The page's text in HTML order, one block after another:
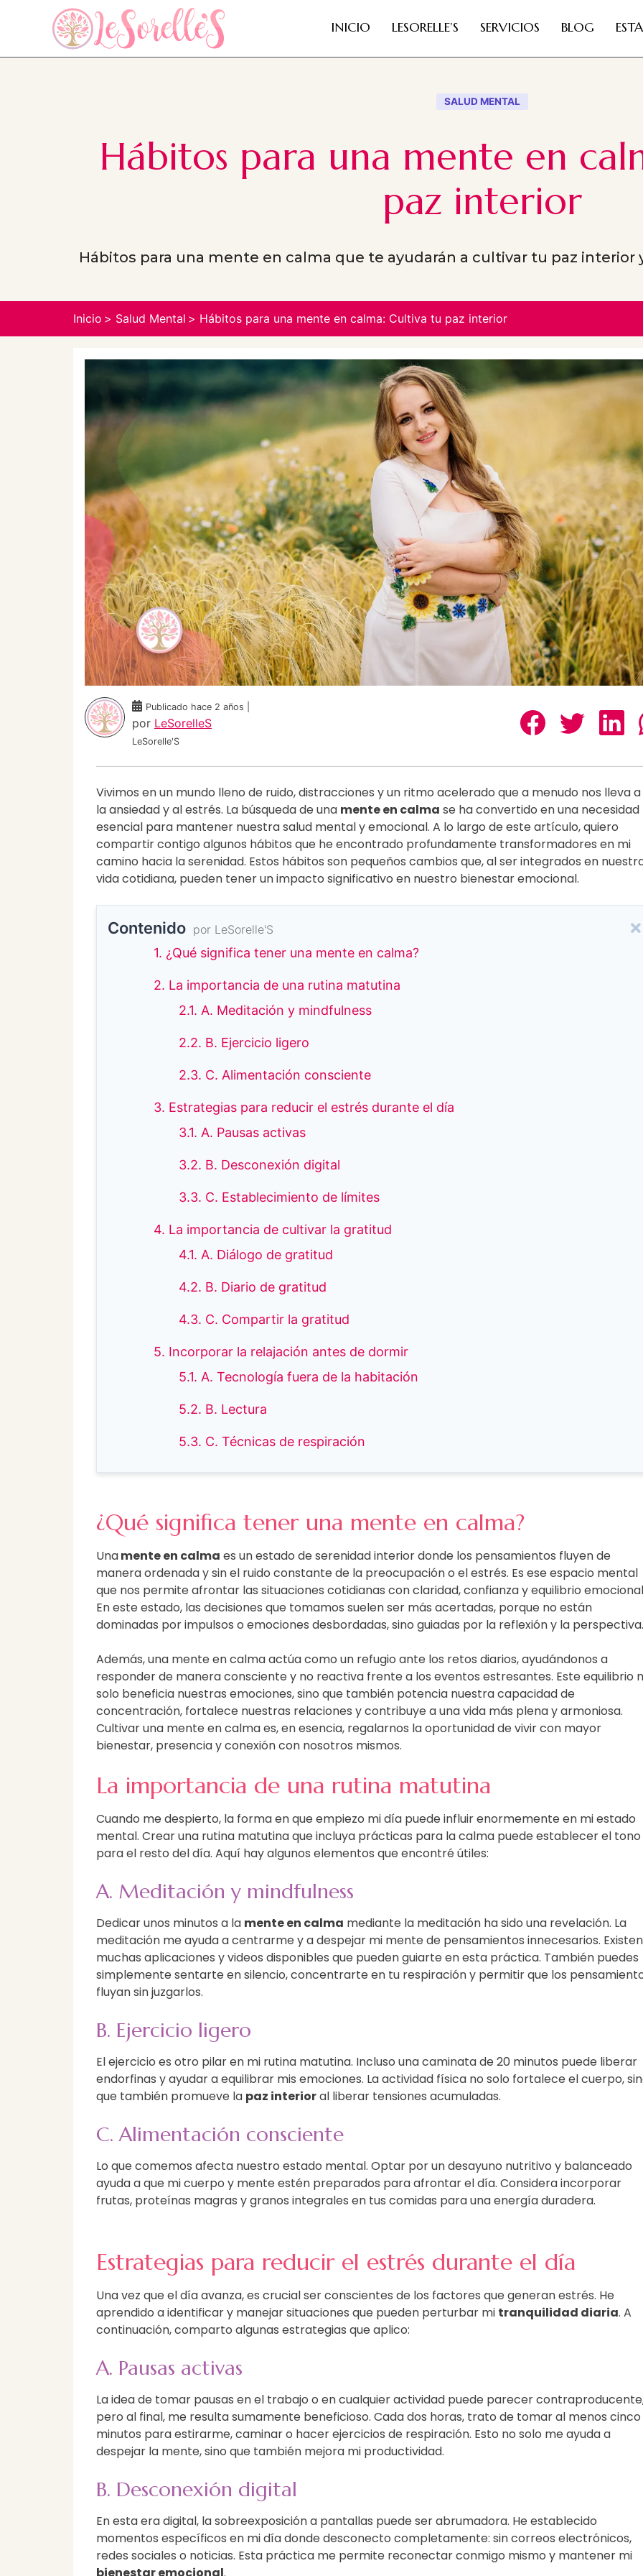
INICIO LESORELLE’S SERVICIOS BLOG
SALUD MENTAL
Hábitos para una mente en
paz interior
Hábitos para una mente en calma que te ayudarán a cultivar tu paz
Inicio Salud Mental Hábitos para una mente en calma: Cultiva tu paz interior
Publicado hace 2 años |
por LeSorelleS
LeSorelle'S
Vivimos en un mundo lleno de ruido, distracciones y un ritmo acelerado que a menudo nos lleva a
la ansiedad y al estrés. La búsqueda de una mente en calma se ha convertido en una necesidad
esencial para mantener nuestra salud mental y emocional. A lo largo de este artículo, quiero
compartir contigo algunos hábitos que he encontrado profundamente transformadores en mi
camino hacia la serenidad. Estos hábitos son pequeños cambios que, al ser integrados en
vida cotidiana, pueden tener un impacto significativo en nuestro bienestar emocional.
Contenido por LeSorelle'S
1. ¿Qué significa tener una mente en calma?
2. La importancia de una rutina matutina
2.1. A. Meditación y mindfulness
2.2. B. Ejercicio ligero
2.3. C. Alimentación consciente
3. Estrategias para reducir el estrés durante el día
3.1. A. Pausas activas
3.2. B. Desconexión digital
3.3. C. Establecimiento de límites
4. La importancia de cultivar la gratitud
4.1. A. Diálogo de gratitud
4.2. B. Diario de gratitud
4.3. C. Compartir la gratitud
5. Incorporar la relajación antes de dormir
5.1. A. Tecnología fuera de la habitación
5.2. B. Lectura
5.3. C. Técnicas de respiración
¿Qué significa tener una mente en calma?
Unamente en calma es un estado de serenidad interior donde los pensamientos fluyen de
manera ordenada y sin el ruido constante de la preocupación o el estrés. Es ese espacio mental
que nos permite afrontar las situaciones cotidianas con claridad, confianza y equilibrio
En este estado, las decisiones que tomamos suelen ser más acertadas, porque no están
dominadas por impulsos o emociones desbordadas, sino guiadas por la reflexión y la perspectiva.
Además, una mente en calma actúa como un refugio ante los retos diarios, ayudándonos a
responder de manera consciente y no reactiva frente a los eventos estresantes. Este equilibrio
solo beneficia nuestras emociones, sino que también potencia nuestra capacidad de
concentración, fortalece nuestras relaciones y contribuye a una vida más plena y armoniosa.
Cultivar una mente en calma es, en esencia, regalarnos la oportunidad de vivir con mayor
bienestar, presencia y conexión con nosotros mismos.
La importancia de una rutina matutina
Cuando me despierto, la forma en que empiezo mi día puede influir enormemente en mi estado
mental. Crear una rutina matutina que incluya prácticas para la calma puede establecer el tono
para el resto del día. Aquí hay algunos elementos que encontré útiles:
A. Meditación y mindfulness
Dedicar unos minutos a la mente en calma mediante la meditación ha sido una revelación. La
meditación me ayuda a centrarme y a despejar mi mente de pensamientos innecesarios. Existen
muchas aplicaciones y videos disponibles que pueden guiarte en esta práctica. También puedes
simplemente sentarte en silencio, concentrarte en tu respiración y permitir que los
fluyan sin juzgarlos.
B. Ejercicio ligero
El ejercicio es otro pilar en mi rutina matutina. Incluso una caminata de 20 minutos puede liberar
endorfinas y ayudar a equilibrar mis emociones. La actividad física no solo fortalece el cuerpo,
que también promueve la paz interioral liberar tensiones acumuladas.
C. Alimentación consciente
Lo que comemos afecta nuestro estado mental. Optar por un desayuno nutritivo y balanceado
ayuda a que mi cuerpo y mente estén preparados para afrontar el día. Considera incorporar
frutas, proteínas magras y granos integrales en tus comidas para una energía duradera.
Estrategias para reducir el estrés durante el día
Una vez que el día avanza, es crucial ser conscientes de los factores que generan estrés. He
aprendido a identificar y manejar situaciones que pueden perturbar mi tranquilidad diaria. A
continuación, comparto algunas estrategias que aplico:
A. Pausas activas
La idea de tomar pausas en el trabajo o en cualquier actividad puede parecer
pero al final, me resulta sumamente beneficioso. Cada dos horas, trato de tomar al menos cinco
minutos para estirarme, caminar o hacer ejercicios de respiración. Esto no solo me ayuda a
despejar la mente, sino que también mejora mi productividad.
B. Desconexión digital
En esta era digital, la sobreexposición a pantallas puede ser abrumadora. He establecido
momentos específicos en mi día donde desconecto completamente: sin correos electrónicos,
redes sociales o noticias. Esta práctica me permite reconectar conmigo mismo y mantener mi